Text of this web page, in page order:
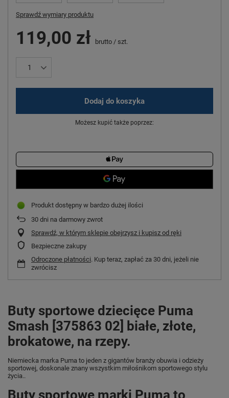
Sprawdź wymiary produktu
119,00 zł brutto / szt.
Dodaj do koszyka
Możesz kupić także poprzez:
Produkt dostępny w bardzo dużej ilości
30 dni na darmowy zwrot
Sprawdź, w którym sklepie obejrzysz i kupisz od ręki
Bezpieczne zakupy
Odroczone płatności. Kup teraz, zapłać za 30 dni, jeżeli nie
zwrócisz
Buty sportowe dziecięce Puma
Smash [375863 02] białe, złote,
brokatowe, na rzepy.
Niemiecka marka Puma to jeden z gigantów branży obuwia i odzieży
sportowej, doskonale znany wszystkim miłośnikom sportowego stylu
życia..